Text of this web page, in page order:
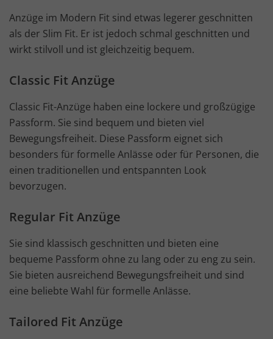
Anzüge im Modern Fit sind etwas legerer geschnitten
als der Slim Fit. Er ist jedoch schmal geschnitten und
wirkt stilvoll und ist gleichzeitig bequem.
Classic Fit Anzüge
Classic Fit-Anzüge haben eine lockere und großzügige
Passform. Sie sind bequem und bieten viel
Bewegungsfreiheit. Diese Passform eignet sich
besonders für formelle Anlässe oder für Personen, die
einen traditionellen und entspannten Look
bevorzugen.
Regular Fit Anzüge
Sie sind klassisch geschnitten und bieten eine
bequeme Passform ohne zu lang oder zu eng zu sein.
Sie bieten ausreichend Bewegungsfreiheit und sind
eine beliebte Wahl für formelle Anlässe.
Tailored Fit Anzüge